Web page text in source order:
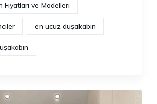
Fiyatları ve Modelleri
en ucuz duşakabin